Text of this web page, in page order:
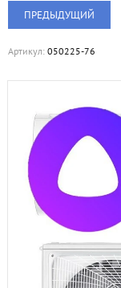
ПРЕДЫДУЩИЙ
Артикул: 050225-76